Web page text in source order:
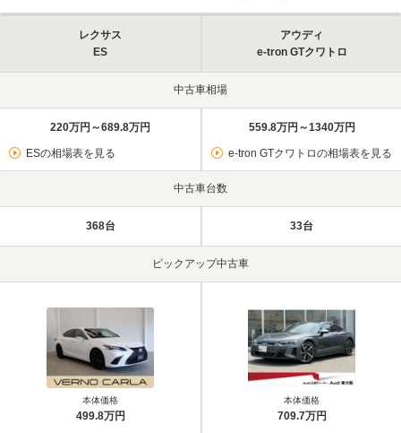
レクサス
ES
アウディ
e-tron GTクワトロ
中古車相場
220万円～689.8万円
ESの相場表を見る
559.8万円～1340万円
e-tron GTクワトロの相場表を見る
中古車台数
368台 33台
ピックアップ中古車
本体価格
499.8万円
本体価格
709.7万円